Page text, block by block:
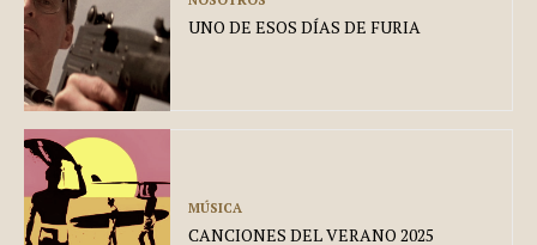
UNO DE ESOS DÍAS DE FURIA
MÚSICA
CANCIONES DEL VERANO 2025